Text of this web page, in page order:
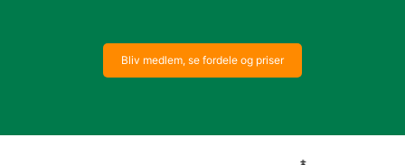
Bliv medlem, se fordele og priser